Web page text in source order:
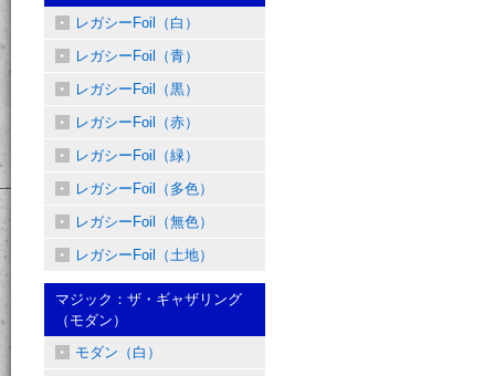
レガシーFoil（白）
レガシーFoil（青）
レガシーFoil（黒）
レガシーFoil（赤）
レガシーFoil（緑）
レガシーFoil（多色）
レガシーFoil（無色）
レガシーFoil（土地）
マジック：ザ・ギャザリング
（モダン）
モダン（白）